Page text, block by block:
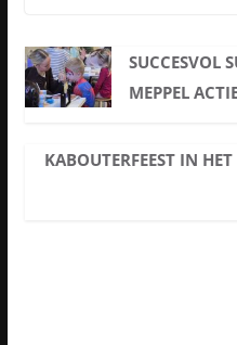
SUCCESVOL
MEPPEL
KABOUTERFEEST IN HET